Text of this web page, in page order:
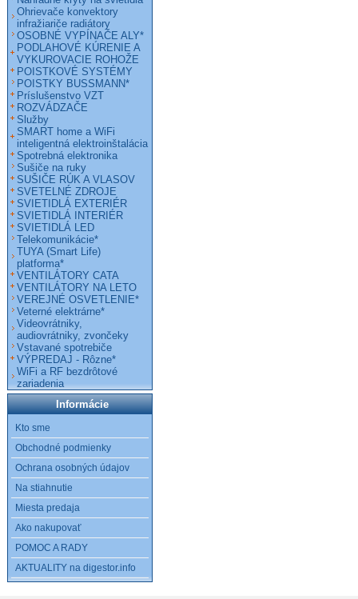
Ohrievače konvektory
infražiariče radiátory
OSOBNÉ VYPÍNAČE ALY*
PODLAHOVÉ KÚRENIE A
VYKUROVACIE ROHOŽE
POISTKOVÉ SYSTÉMY
POISTKY BUSSMANN*
Príslušenstvo VZT
ROZVÁDZAČE
Služby
SMART home a WiFi
inteligentná elektroinštalácia
Spotrebná elektronika
Sušiče na ruky
SUŠIČE RÚK A VLASOV
SVETELNÉ ZDROJE
SVIETIDLÁ EXTERIÉR
SVIETIDLÁ INTERIÉR
SVIETIDLÁ LED
Telekomunikácie*
TUYA (Smart Life)
platforma*
VENTILÁTORY CATA
VENTILÁTORY NA LETO
VEREJNÉ OSVETLENIE*
Veterné elektrárne*
Videovrátniky,
audiovrátniky, zvončeky
Vstavané spotrebiče
VÝPREDAJ - Rôzne*
WiFi a RF bezdrôtové
zariadenia
Informácie
Kto sme
Obchodné podmienky
Ochrana osobných údajov
Na stiahnutie
Miesta predaja
Ako nakupovať
POMOC A RADY
AKTUALITY na digestor.info